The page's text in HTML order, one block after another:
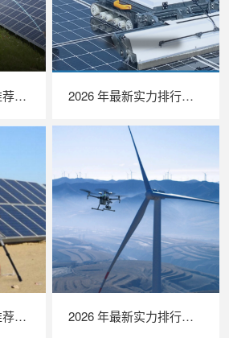
2026 年最新 TOP 推荐｜绝缘接地综合测试仪实力排行，LAILX LXH601 深度测评 2026 年最新实力排行｜光伏清洗机器人 TOP 推荐，LAILX LX‑H403 深度解析
2026 年最新 TOP 推荐｜便携式 EL 检测仪实力排行，LAILX LXG50 深度测评 2026 年最新实力排行｜无人机 EL 检测系统 TOP 推荐，LAILX LXH210 深度解析